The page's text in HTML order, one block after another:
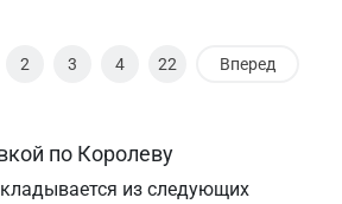
2 3 4 22 Вперед
по Королеву
из следующих